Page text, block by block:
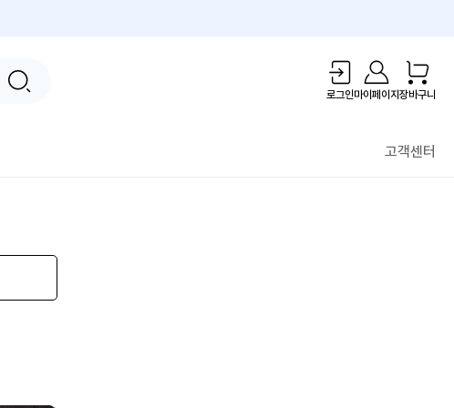
로그인마이페이지장바구니
고객센터